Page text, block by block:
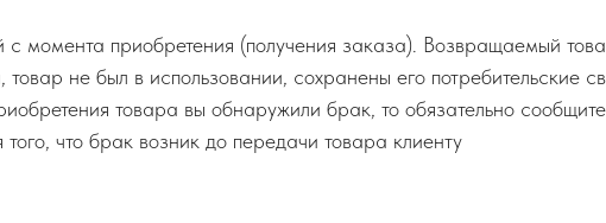
с момента приобретения (получения заказа). Возвращаемый
не был в использовании, сохранены его потребительские
товара вы обнаружили брак, то обязательно
что брак возник до передачи товара клиенту